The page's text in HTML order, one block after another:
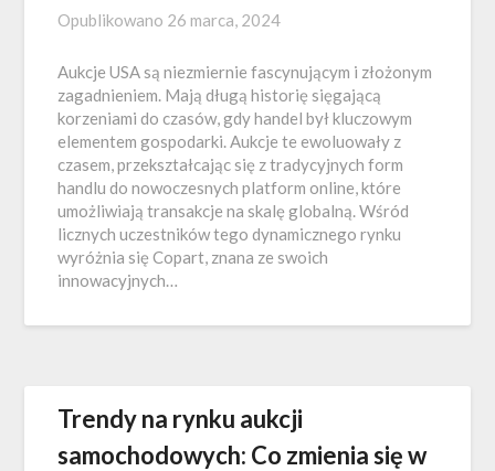
Opublikowano 26 marca, 2024
Aukcje USA są niezmiernie fascynującym i złożonym
zagadnieniem. Mają długą historię sięgającą
korzeniami do czasów, gdy handel był kluczowym
elementem gospodarki. Aukcje te ewoluowały z
czasem, przekształcając się z tradycyjnych form
handlu do nowoczesnych platform online, które
umożliwiają transakcje na skalę globalną. Wśród
licznych uczestników tego dynamicznego rynku
wyróżnia się Copart, znana ze swoich
innowacyjnych…
Trendy na rynku aukcji
samochodowych: Co zmienia się w